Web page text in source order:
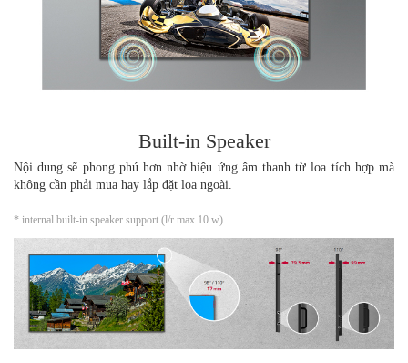
Built-in Speaker
Nội dung sẽ phong phú hơn nhờ hiệu ứng âm thanh từ loa tích hợp mà
không cần phải mua hay lắp đặt loa ngoài.
* internal built-in speaker support (l/r max 10 w)